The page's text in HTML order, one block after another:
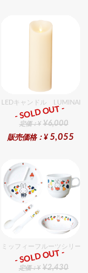
トルミナラ） アイボリー
LEDキャンドル
ギフト
定価：¥ ¥6,000
販売価格：¥ 5,055
- SOLD OUT -
フトセット
ミッフィーフルーツシリー
ギフト
定価：¥ ¥2,430
- SOLD OUT -